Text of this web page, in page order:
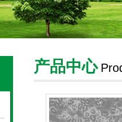
产品中心